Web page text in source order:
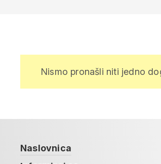
Nismo pronašli niti jedno
Naslovnica